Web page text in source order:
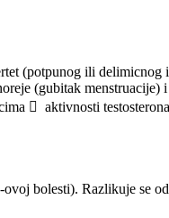
(potpunog ili
(gubitak menstruacije)
 aktivnosti
bolesti). Razlikuje se